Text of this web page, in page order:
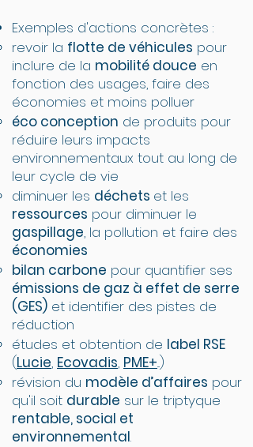
Exemples d'actions concrètes :
revoir la flotte de véhicules pour
inclure de la mobilité douce en
fonction des usages, faire des
économies et moins polluer
éco conception de produits pour
réduire leurs impacts
environnementaux tout au long de
leur cycle de vie
diminuer les déchets et les
ressources pour diminuer le
gaspillage, la pollution et faire des
économies
bilan carbone pour quantifier ses
émissions de gaz à effet de serre
(GES) et identifier des pistes de
réduction
études et obtention de label RSE
(Lucie, Ecovadis, PME+...)​​
révision du modèle d’affaires pour
qu'il soit durable sur le triptyque
rentable, social et
environnemental.